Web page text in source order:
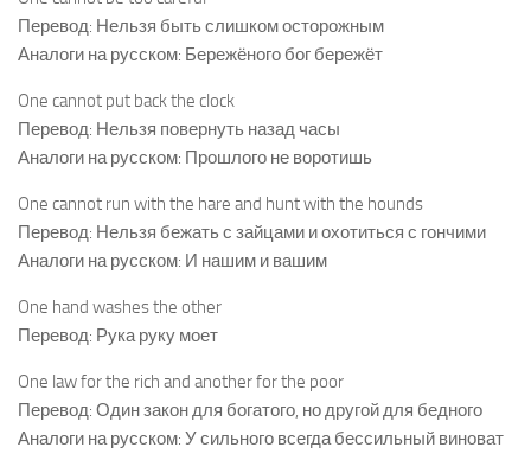
Перевод: Нельзя быть слишком осторожным
Аналоги на русском: Бережёного бог бережёт
One cannot put back the clock
Перевод: Нельзя повернуть назад часы
Аналоги на русском: Прошлого не воротишь
One cannot run with the hare and hunt with the hounds
Перевод: Нельзя бежать с зайцами и охотиться с гончими
Аналоги на русском: И нашим и вашим
One hand washes the other
Перевод: Рука руку моет
One law for the rich and another for the poor
Перевод: Один закон для богатого, но другой для бедного
Аналоги на русском: У сильного всегда бессильный виноват